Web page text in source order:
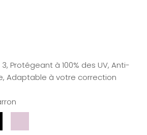
Protégeant à 100% des UV, Anti-
Adaptable à votre correction
Rose